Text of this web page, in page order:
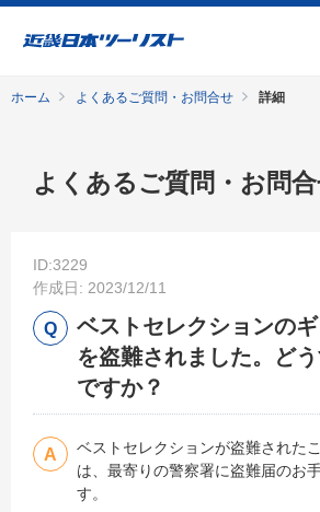
ホーム よくあるご質問・お問合せ 詳細
よくあるご質問・お問
ID:3229
作成日: 2023/12/11
ベストセレクションの
を盗難されました。ど
ですか？
ベストセレクションが盗難された
は、最寄りの警察署に盗難届のお
す。